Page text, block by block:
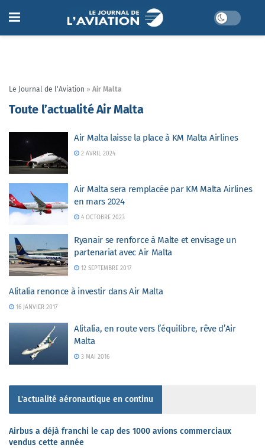
Le Journal de l'Aviation » Air Malta
Toute l’actualité Air Malta
Air Malta laisse la place à KM Malta Airlines
2 AVRIL 2024
Air Malta sera remplacée par KM Malta Airlines
en mars 2024
4 OCTOBRE 2023
Ryanair se renforce à Malte et envisage un
partenariat avec Air Malta
12 SEPTEMBRE 2017
Alitalia renonce à investir dans Air Malta
16 JANVIER 2017
Alitalia, en route vers l’équilibre, rêve d’Air
Malta
3 MAI 2016
L'actualité aéronautique en continu
Airbus a déjà franchi le cap des 1000 avions commerciaux
vendus cette année